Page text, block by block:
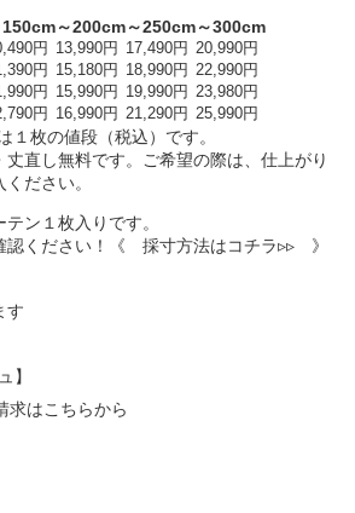
150cm～200cm～250cm～300cm
円 13,990円 17,490円 20,990円
円 15,180円 18,990円 22,990円
円 15,990円 19,990円 23,980円
円 16,990円 21,290円 25,990円
枚の値段（税込）です。
直し無料です。ご希望の際は、仕上がり
ださい。
ン１枚入りです。
ください！
《 採寸方法はコチラ▹▹ 》
す
】